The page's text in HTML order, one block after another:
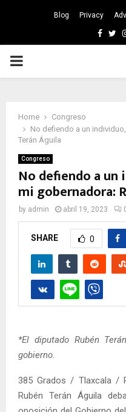
Blog Privacy
PRIMARY
Home
Congreso
No defiendo a un
Terán Águila
Congreso
No defiendo a
mi gobernadora:
by admin abril 19, 2023
SHARE 0
*El diputado Rubén
gobierno.
385 Grados / Tlaxcala /
Rubén Terán Águila